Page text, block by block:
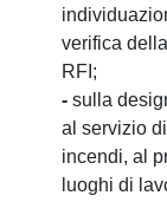
verifica
RFI;
- sulla
al servizio
incendi, al
luoghi di